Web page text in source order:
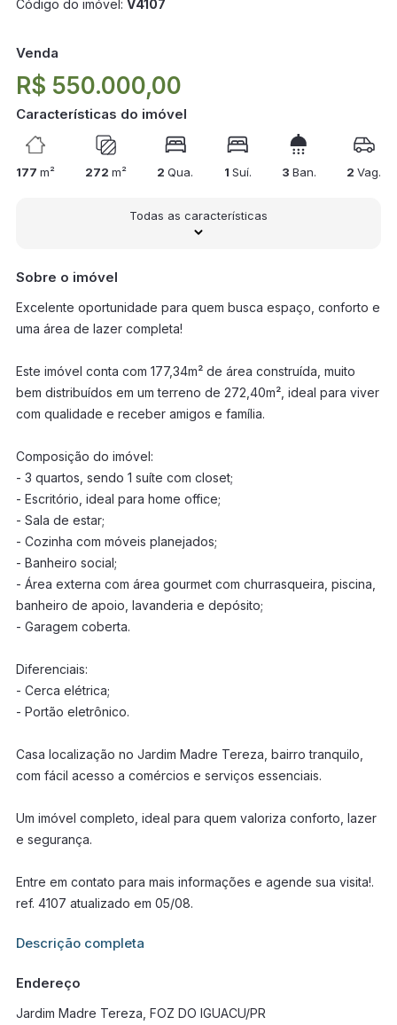
Código do imóvel: V4107
Venda
R$ 550.000,00
Características do imóvel
177 m² 272m² 2Qua. 1 Suí. 3 Ban. 2Vag.
Todas as características
Sobre o imóvel
Excelente oportunidade para quem busca espaço, conforto e
uma área de lazer completa!
Este imóvel conta com 177,34m² de área construída, muito
bem distribuídos em um terreno de 272,40m², ideal para viver
com qualidade e receber amigos e família.
Composição do imóvel:
- 3 quartos, sendo 1 suíte com closet;
- Escritório, ideal para home office;
- Sala de estar;
- Cozinha com móveis planejados;
- Banheiro social;
- Área externa com área gourmet com churrasqueira, piscina,
banheiro de apoio, lavanderia e depósito;
- Garagem coberta.
Diferenciais:
- Cerca elétrica;
- Portão eletrônico.
Casa localização no Jardim Madre Tereza, bairro tranquilo,
com fácil acesso a comércios e serviços essenciais.
Um imóvel completo, ideal para quem valoriza conforto, lazer
e segurança.
Entre em contato para mais informações e agende sua visita!.
ref. 4107 atualizado em 05/08.
Informações adicionais sobre este imóvel estarão disponíveis
Descrição completa
Endereço
Jardim Madre Tereza, FOZ DO IGUACU/PR